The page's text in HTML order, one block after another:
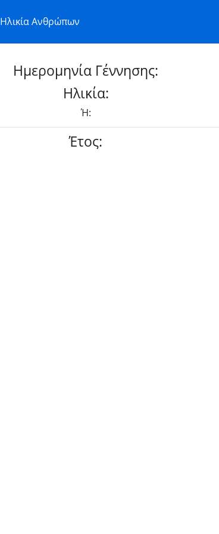
Ηλικία Ανθρώπων
Ημερομηνία Γέννησης:
Ηλικία:
Ή:
Έτος: